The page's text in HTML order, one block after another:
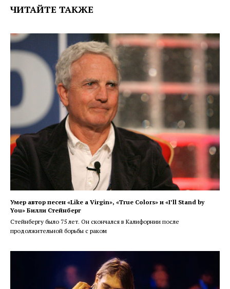
ЧИТАЙТЕ ТАКЖЕ
Умер автор песен «Like a Virgin», «True Colors» и «I’ll Stand by
You» Билли Стейнберг
Стейнбергу было 75 лет. Он скончался в Калифорнии после
продолжительной борьбы с раком